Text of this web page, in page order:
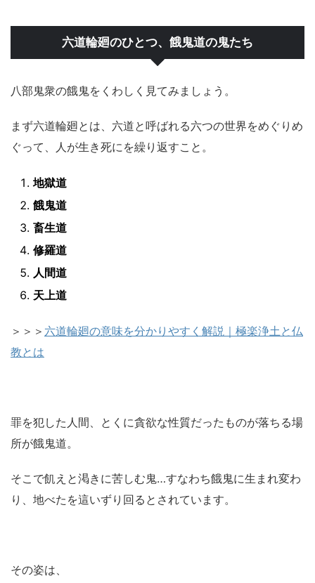
六道輪廻のひとつ、餓鬼道の鬼たち
八部鬼衆の餓鬼をくわしく見てみましょう。
まず六道輪廻とは、六道と呼ばれる六つの世界をめぐりめ
ぐって、人が生き死にを繰り返すこと。
地獄道
餓鬼道
畜生道
修羅道
人間道
天上道
＞＞＞ 六道輪廻の意味を分かりやすく解説｜極楽浄土と仏
教とは
罪を犯した人間、とくに貪欲な性質だったものが落ちる場
所が餓鬼道。
そこで飢えと渇きに苦しむ鬼…すなわち餓鬼に生まれ変わ
り、地べたを這いずり回るとされています。
その姿は、